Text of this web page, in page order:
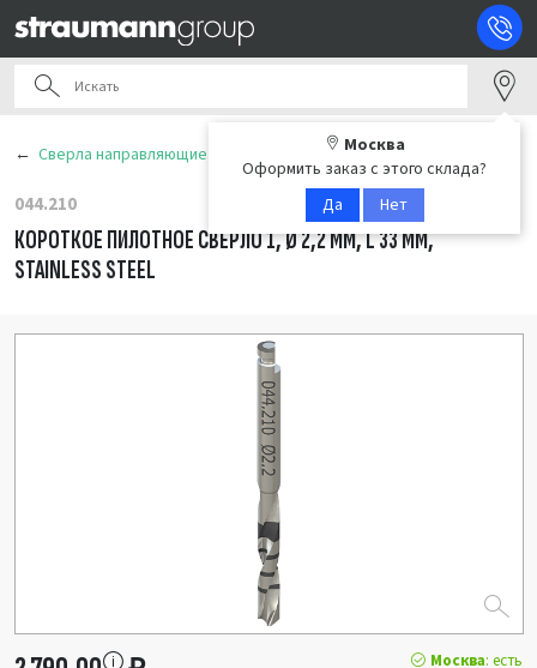
Москва
Оформить заказ с этого склада?
Да
Нет
Сверла направляющие
044.210
КОРОТКОЕ ПИЛОТНОЕ СВЕРЛО 1, Ø 2,2 ММ, L 33 ММ,
STAINLESS STEEL
Москва: есть